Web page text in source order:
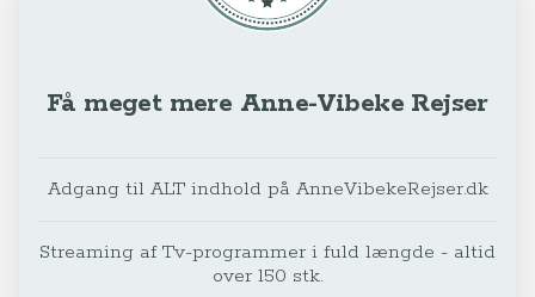
Få meget mere Anne-Vibeke Rejser
Adgang til ALT indhold på AnneVibekeRejser.dk
Streaming af Tv-programmer i fuld længde - altid
over 150 stk.